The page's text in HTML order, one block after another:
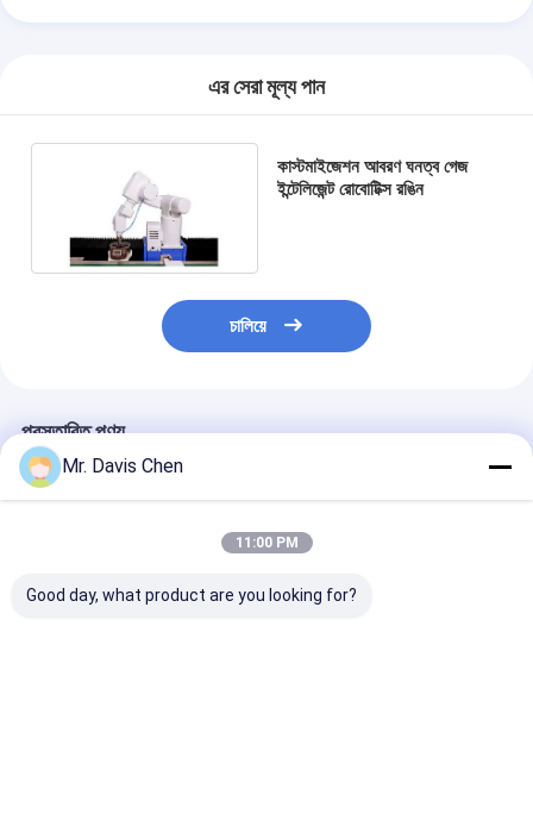
এর সেরা মূল্য পান
কাস্টমাইজেশন আবরণ ঘনত্ব গেজ
ইন্টেলিজেন্ট রোবোটিক্স রঙিন
চালিয়ে
প্রস্তাবিত পণ্য
Mr. Davis Chen
11:00 PM
Good day, what product are you looking for?